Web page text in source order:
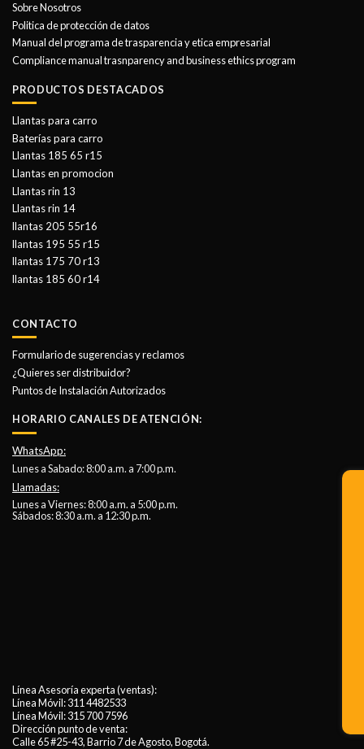
Sobre Nosotros
Politica de protección de datos
Manual del programa de trasparencia y etica empresarial
Compliance manual trasnparency and business ethics program
PRODUCTOS DESTACADOS
Llantas para carro
Baterías para carro
Llantas 185 65 r15
Llantas en promocion
Llantas rin 13
Llantas rin 14
llantas 205 55r16
llantas 195 55 r15
llantas 175 70 r13
llantas 185 60 r14
CONTACTO
Formulario de sugerencias y reclamos
¿Quieres ser distribuidor?
Puntos de Instalación Autorizados
HORARIO CANALES DE ATENCIÓN:
WhatsApp:
Lunes a Sabado: 8:00 a.m. a 7:00 p.m.
Llamadas:
Lunes a Viernes: 8:00 a.m. a 5:00 p.m.
Sábados: 8:30 a.m. a 12:30 p.m.
Línea Asesoría experta (ventas):
Línea Móvil:311 4482533
Línea Móvil:315 700 7596
Dirección punto de venta:
Calle 65 #25-43, Barrio 7 de Agosto, Bogotá.